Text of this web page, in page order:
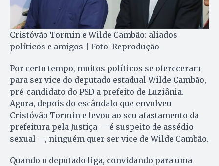
Cristóvão Tormin e Wilde Cambão: aliados
políticos e amigos | Foto: Reprodução
Por certo tempo, muitos políticos se ofereceram
para ser vice do deputado estadual Wilde Cambão,
pré-candidato do PSD a prefeito de Luziânia.
Agora, depois do escândalo que envolveu
Cristóvão Tormin e levou ao seu afastamento da
prefeitura pela Justiça — é suspeito de assédio
sexual —, ninguém quer ser vice de Wilde Cambão.
Quando o deputado liga, convidando para uma